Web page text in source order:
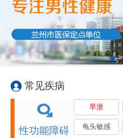
常见疾病
性功能障碍
早泄
龟头敏感